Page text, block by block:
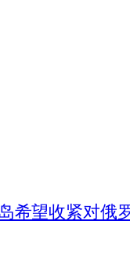
希望收紧对俄